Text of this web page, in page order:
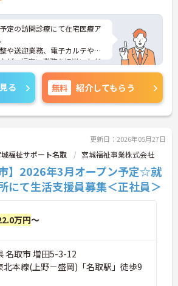
定の訪問診療にて在宅医療ア
や送迎業務、電子カルテや処
ど、幅広い業務を担当いただ
が身に着く職場です。
休日126日とお休み多めでし
ができます。
面接対策ポイントなど、さら
すので、お気軽にご相談くだ
る 無料 紹介してもらう
更新日：2026年05月27日
福祉サポート名取 宮城福祉事業株式会社
市】2026年3月オープン予定☆就
にて生活支援員募集＜正社員＞
万円～
名取市 増田5-3-12
北本線(上野－盛岡)「名取駅」徒歩9